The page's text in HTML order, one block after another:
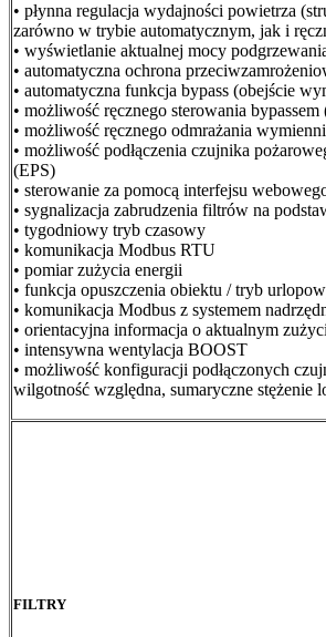
• płynna regulacja wydajności powietrza
zarówno w trybie automatycznym, jak i
• wyświetlanie aktualnej mocy
• automatyczna ochrona
• automatyczna funkcja bypass (obejście
• możliwość ręcznego sterowania
• możliwość ręcznego odmrażania
• możliwość podłączenia czujnika
(EPS)
• sterowanie za pomocą interfejsu
• sygnalizacja zabrudzenia filtrów na
• tygodniowy tryb czasowy
• komunikacja Modbus RTU
• pomiar zużycia energii
• funkcja opuszczenia obiektu / tryb
• komunikacja Modbus z systemem
• orientacyjna informacja o aktualnym
• intensywna wentylacja BOOST
• możliwość konfiguracji podłączonych
wilgotność względna, sumaryczne
FILTRY